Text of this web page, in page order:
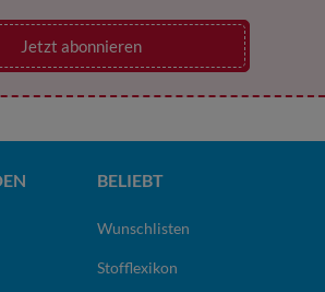
Jetzt abonnieren
BELIEBT
Wunschlisten
Stofflexikon